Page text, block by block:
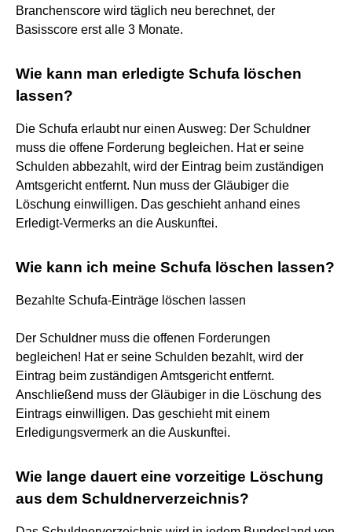
Branchenscore wird täglich neu berechnet, der
Basisscore erst alle 3 Monate.
Wie kann man erledigte Schufa löschen
lassen?
Die Schufa erlaubt nur einen Ausweg: Der Schuldner
muss die offene Forderung begleichen. Hat er seine
Schulden abbezahlt, wird der Eintrag beim zuständigen
Amtsgericht entfernt. Nun muss der Gläubiger die
Löschung einwilligen. Das geschieht anhand eines
Erledigt-Vermerks an die Auskunftei.
Wie kann ich meine Schufa löschen lassen?
Bezahlte Schufa-Einträge löschen lassen
Der Schuldner muss die offenen Forderungen
begleichen! Hat er seine Schulden bezahlt, wird der
Eintrag beim zuständigen Amtsgericht entfernt.
Anschließend muss der Gläubiger in die Löschung des
Eintrags einwilligen. Das geschieht mit einem
Erledigungsvermerk an die Auskunftei.
Wie lange dauert eine vorzeitige Löschung
aus dem Schuldnerverzeichnis?